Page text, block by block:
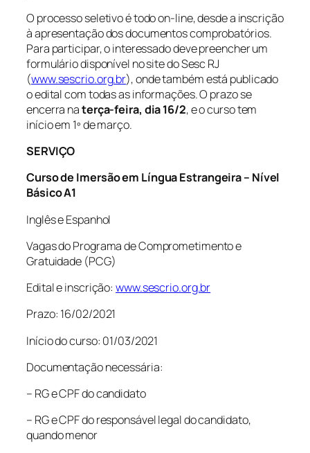
O processo seletivo é todo on-line, desde a inscrição
à apresentação dos documentos comprobatórios.
Para participar, o interessado deve preencher um
formulário disponível no site do Sesc RJ
(www.sescrio.org.br), onde também está publicado
o edital com todas as informações. O prazo se
encerra naterça-feira, dia 16/2, e o curso tem
início em 1º de março.
SERVIÇO
Curso de Imersão em Língua Estrangeira – Nível
Básico A1
Inglês e Espanhol
Vagas do Programa de Comprometimento e
Gratuidade (PCG)
Edital e inscrição:www.sescrio.org.br
Prazo: 16/02/2021
Início do curso: 01/03/2021
Documentação necessária:
– RG e CPF do candidato
– RG e CPF do responsável legal do candidato,
quando menor